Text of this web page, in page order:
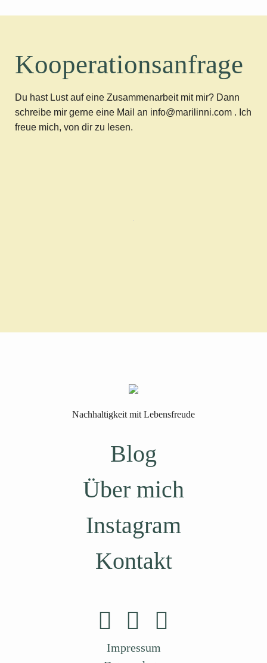
Kooperationsanfrage
Du hast Lust auf eine Zusammenarbeit mit mir? Dann
schreibe mir gerne eine Mail an info@marilinni.com . Ich
freue mich, von dir zu lesen.
Nachhaltigkeit mit Lebensfreude
Blog
Über mich
Instagram
Kontakt
Impressum